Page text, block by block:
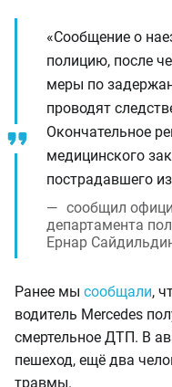
«Сообщение о
полицию, после
меры по
проводят
Окончательное
медицинского
пострадавшего
сообщил
департамента
Ернар
Ранее мы сообщали,
водитель Mercedes
смертельное ДТП. В
пешеход, ещё два
травмы.